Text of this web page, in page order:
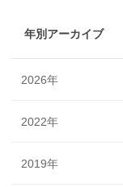
年別アーカイブ
2026年
2022年
2019年